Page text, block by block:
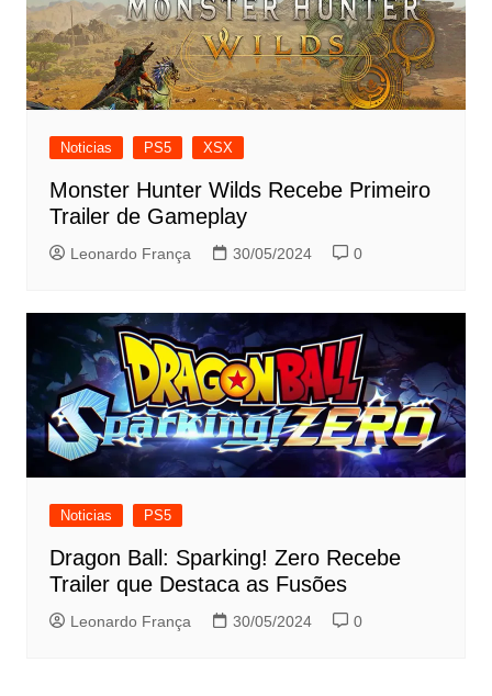
Noticias PS5 XSX
Monster Hunter Wilds Recebe Primeiro
Trailer de Gameplay
Leonardo França 30/05/2024 0
Noticias PS5
Dragon Ball: Sparking! Zero Recebe
Trailer que Destaca as Fusões
Leonardo França 30/05/2024 0